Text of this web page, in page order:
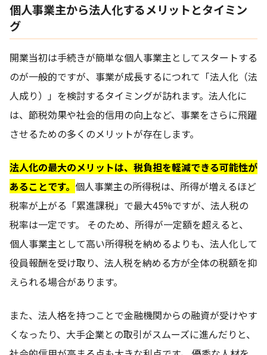
個人事業主から法人化するメリットとタイミン
グ
開業当初は手続きが簡単な個人事業主としてスタートする
のが一般的ですが、事業が成長するにつれて「法人化（法
人成り）」を検討するタイミングが訪れます。法人化に
は、節税効果や社会的信用の向上など、事業をさらに飛躍
させるための多くのメリットが存在します。
法人化の最大のメリットは、税負担を軽減できる可能性が
あることです。 個人事業主の所得税は、所得が増えるほど
税率が上がる「累進課税」で最大45%ですが、法人税の
税率は一定です。 そのため、所得が一定額を超えると、
個人事業主として高い所得税を納めるよりも、法人化して
役員報酬を受け取り、法人税を納める方が全体の税額を抑
えられる場合があります。
また、法人格を持つことで金融機関からの融資が受けやす
くなったり、大手企業との取引がスムーズに進んだりと、